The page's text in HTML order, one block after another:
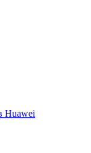
Huawei